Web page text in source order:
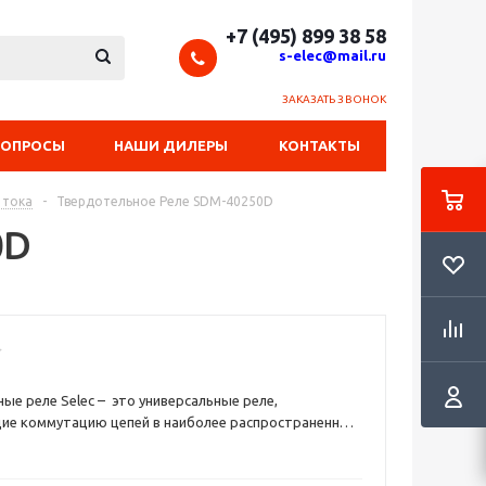
+7 (495) 899 38 58
s-elec@mail.ru
ЗАКАЗАТЬ ЗВОНОК
НАШИ ДИЛЕРЫ КОНТАКТЫ
- Твердотельное Реле SDM-40250D
реле Selec – это универсальные реле,
коммутацию цепей в наиболее распространенных
диапазонах токов нагрузки резистивного или